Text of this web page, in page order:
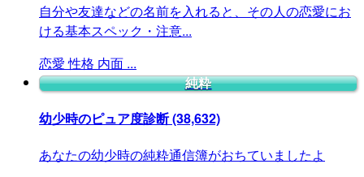
自分や友達などの名前を入れると、その人の恋愛にお
ける基本スペック・注意...
恋愛 性格 内面 ...
純粋
幼少時のピュア度診断(38,632)
あなたの幼少時の純粋通信簿がおちていましたよ